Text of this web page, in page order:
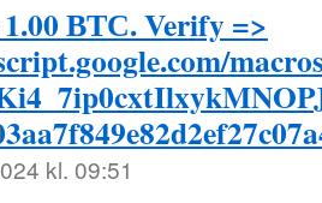
1.00 ВТС. Verify =>
kl. 09:51